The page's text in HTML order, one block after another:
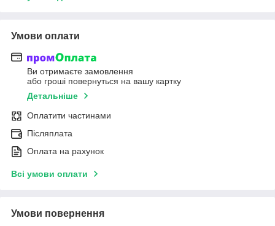
Умови оплати
Ви отримаєте замовлення
або гроші повернуться на вашу картку
Детальніше
Оплатити частинами
Післяплата
Оплата на рахунок
Всі умови оплати
Умови повернення